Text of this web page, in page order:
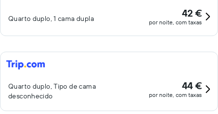
Quarto duplo, 1 cama dupla 42 €
por noite, com taxas
Quarto duplo, Tipo de cama
desconhecido
44 €
por noite, com taxas